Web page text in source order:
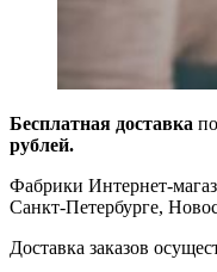
Бесплатная доставка
рублей.
Фабрики Интернет-
Санкт-Петербурге,
Доставка заказов